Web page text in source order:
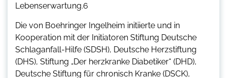
Lebenserwartung.6
Die von Boehringer Ingelheim initiierte und in
Kooperation mit der Initiatoren Stiftung Deutsche
Schlaganfall-Hilfe (SDSH), Deutsche Herzstiftung
(DHS), Stiftung „Der herzkranke Diabetiker“ (DHD),
Deutsche Stiftung für chronisch Kranke (DSCK),